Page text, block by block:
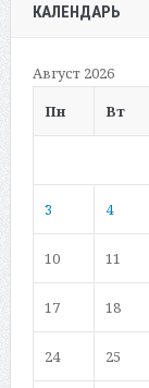
КАЛЕНДАРЬ
Август 2026
Пн
Вт
3 4
10 11
17 18
24 25